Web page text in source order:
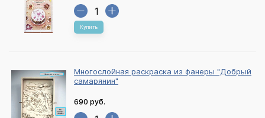
Купить
Многослойная раскраска из фанеры "Добрый
самарянин"
690 руб.